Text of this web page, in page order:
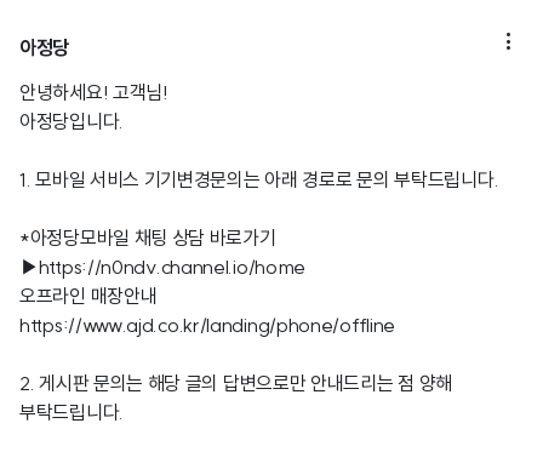
아정당 
안녕하세요! 고객님!
아정당입니다.
1. 모바일 서비스 기기변경문의는 아래 경로로 문의 부탁드립니다.
*아정당모바일 채팅 상담 바로가기
▶https://n0ndv.channel.io/home
오프라인 매장안내
https://www.ajd.co.kr/landing/phone/offline
2. 게시판 문의는 해당 글의 답변으로만 안내드리는 점 양해
부탁드립니다.